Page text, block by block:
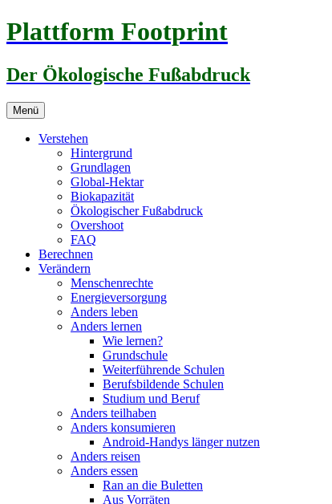
Zum
Inhalt
Plattform Footprint
Der Ökologische Fußabdruck
Menü
Verstehen
Hintergrund
Grundlagen
Global-Hektar
Biokapazität
Ökologischer Fußabdruck
Overshoot
FAQ
Berechnen
Verändern
Menschenrechte
Energieversorgung
Anders leben
Anders lernen
Wie lernen?
Grundschule
Weiterführende Schulen
Berufsbildende Schulen
Studium und Beruf
Anders teilhaben
Anders konsumieren
Android-Handys länger nutzen
Anders reisen
Anders essen
Ran an die Buletten
Aus Vorräten